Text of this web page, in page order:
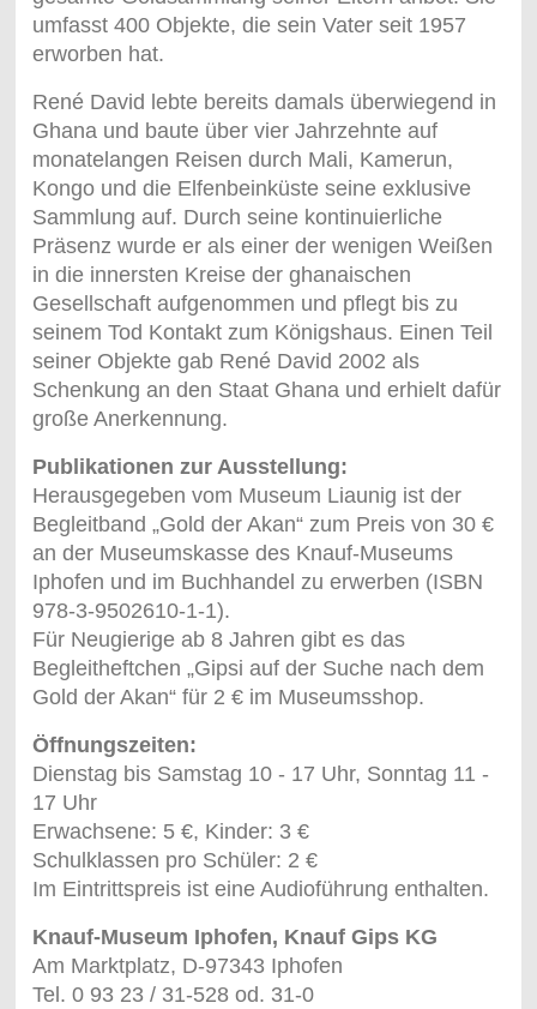
umfasst 400 Objekte, die sein Vater seit 1957
erworben hat.
René David lebte bereits damals überwiegend in
Ghana und baute über vier Jahrzehnte auf
monatelangen Reisen durch Mali, Kamerun,
Kongo und die Elfenbeinküste seine exklusive
Sammlung auf. Durch seine kontinuierliche
Präsenz wurde er als einer der wenigen Weißen
in die innersten Kreise der ghanaischen
Gesellschaft aufgenommen und pflegt bis zu
seinem Tod Kontakt zum Königshaus. Einen Teil
seiner Objekte gab René David 2002 als
Schenkung an den Staat Ghana und erhielt dafür
große Anerkennung.
Publikationen zur Ausstellung:
Herausgegeben vom Museum Liaunig ist der
Begleitband „Gold der Akan“ zum Preis von 30 €
an der Museumskasse des Knauf-Museums
Iphofen und im Buchhandel zu erwerben (ISBN
978-3-9502610-1-1).
Für Neugierige ab 8 Jahren gibt es das
Begleitheftchen „Gipsi auf der Suche nach dem
Gold der Akan“ für 2 € im Museumsshop.
Öffnungszeiten:
Dienstag bis Samstag 10 - 17 Uhr, Sonntag 11 -
17 Uhr
Erwachsene: 5 €, Kinder: 3 €
Schulklassen pro Schüler: 2 €
Im Eintrittspreis ist eine Audioführung enthalten.
Knauf-Museum Iphofen, Knauf Gips KG
Am Marktplatz, D-97343 Iphofen
Tel. 0 93 23 / 31-528 od. 31-0